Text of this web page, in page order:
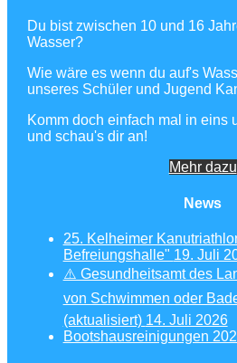
Du bist zwischen 10 und 16
Wasser?
Wie wäre es wenn du auf's
unseres Schüler und Jugend
Komm doch einfach mal in eins
und schau's dir an!
Mehr dazu
News
25. Kelheimer
Befreiungshalle" 19. Juli
⚠️ Gesundheitsamt des
von Schwimmen oder
(aktualisiert) 14. Juli 2026
Bootshausreinigungen